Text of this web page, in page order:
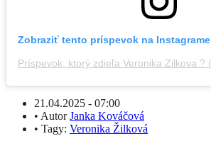
Zobraziť tento príspevok na Instagrame
21.04.2025 - 07:00
• AutorJanka Kováčová
• Tagy: Veronika Žilková